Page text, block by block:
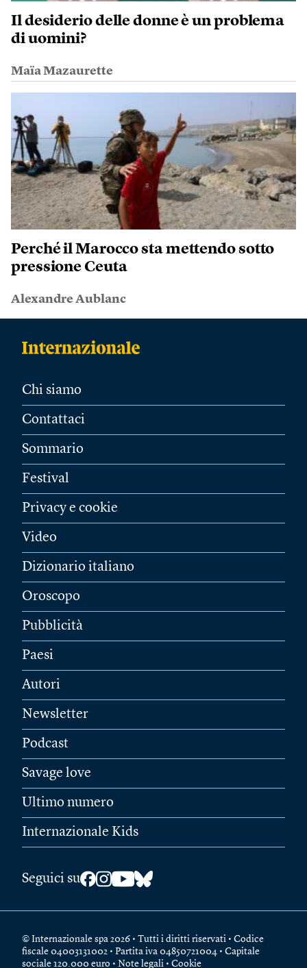
Il desiderio delle donne è un problema
di uomini?
Maïa Mazaurette
Perché il Marocco sta mettendo sotto
pressione Ceuta
Alexandre Aublanc
Chi siamo
Contattaci
Sommario
Festival
Privacy e cookie
Video
Dizionario italiano
Oroscopo
Pubblicità
Paesi
Autori
Newsletter
Podcast
Savage love
Ultimo numero
Internazionale Kids
Seguici su
© Internazionale spa 2026 • Tutti i diritti riservati • Codice
fiscale 04003131002 • Partita iva 04850721004 • Capitale
sociale 120.000 euro • Note legali • Cookie